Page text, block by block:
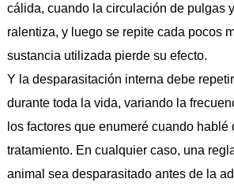
cálida, cuando la circulación de pulgas
ralentiza, y luego se repite cada pocos
sustancia utilizada pierde su efecto.
Y la desparasitación interna debe
durante toda la vida, variando la
los factores que enumeré cuando hablé
tratamiento. En cualquier caso, una
animal sea desparasitado antes de la